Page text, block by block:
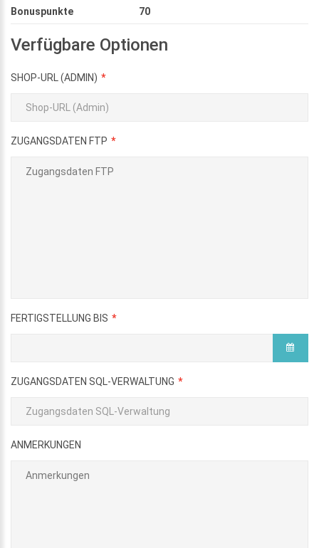
Bonuspunkte
70
Verfügbare Optionen
SHOP-URL (ADMIN)
ZUGANGSDATEN FTP
FERTIGSTELLUNG BIS
ZUGANGSDATEN SQL-VERWALTUNG
ANMERKUNGEN